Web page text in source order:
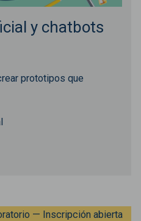
y chatbots
prototipos que
— Inscripción abierta